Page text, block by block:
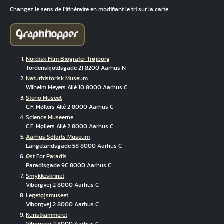
Changez le sens de l'itinéraire en modifiant le tri sur la carte.
Nordisk Film Biografer Trøjborg
Tordenskjoldsgade 21 8200 Aarhus N
Naturhistorisk Museum
Wilhelm Meyers Allé 10 8000 Aarhus C
Steno Museet
C.F. Møllers Allé 2 8000 Aarhus C
Science Museerne
C.F. Møllers Allé 2 8000 Aarhus C
Aarhus Søfarts Museum
Langelandsgade 58 8000 Aarhus C
Øst For Paradis
Paradisgade 9C 8000 Aarhus C
Smykkeskrinet
Viborgvej 2 8000 Aarhus C
Legetøjsmuseet
Viborgvej 2 8000 Aarhus C
Kunstkammeret